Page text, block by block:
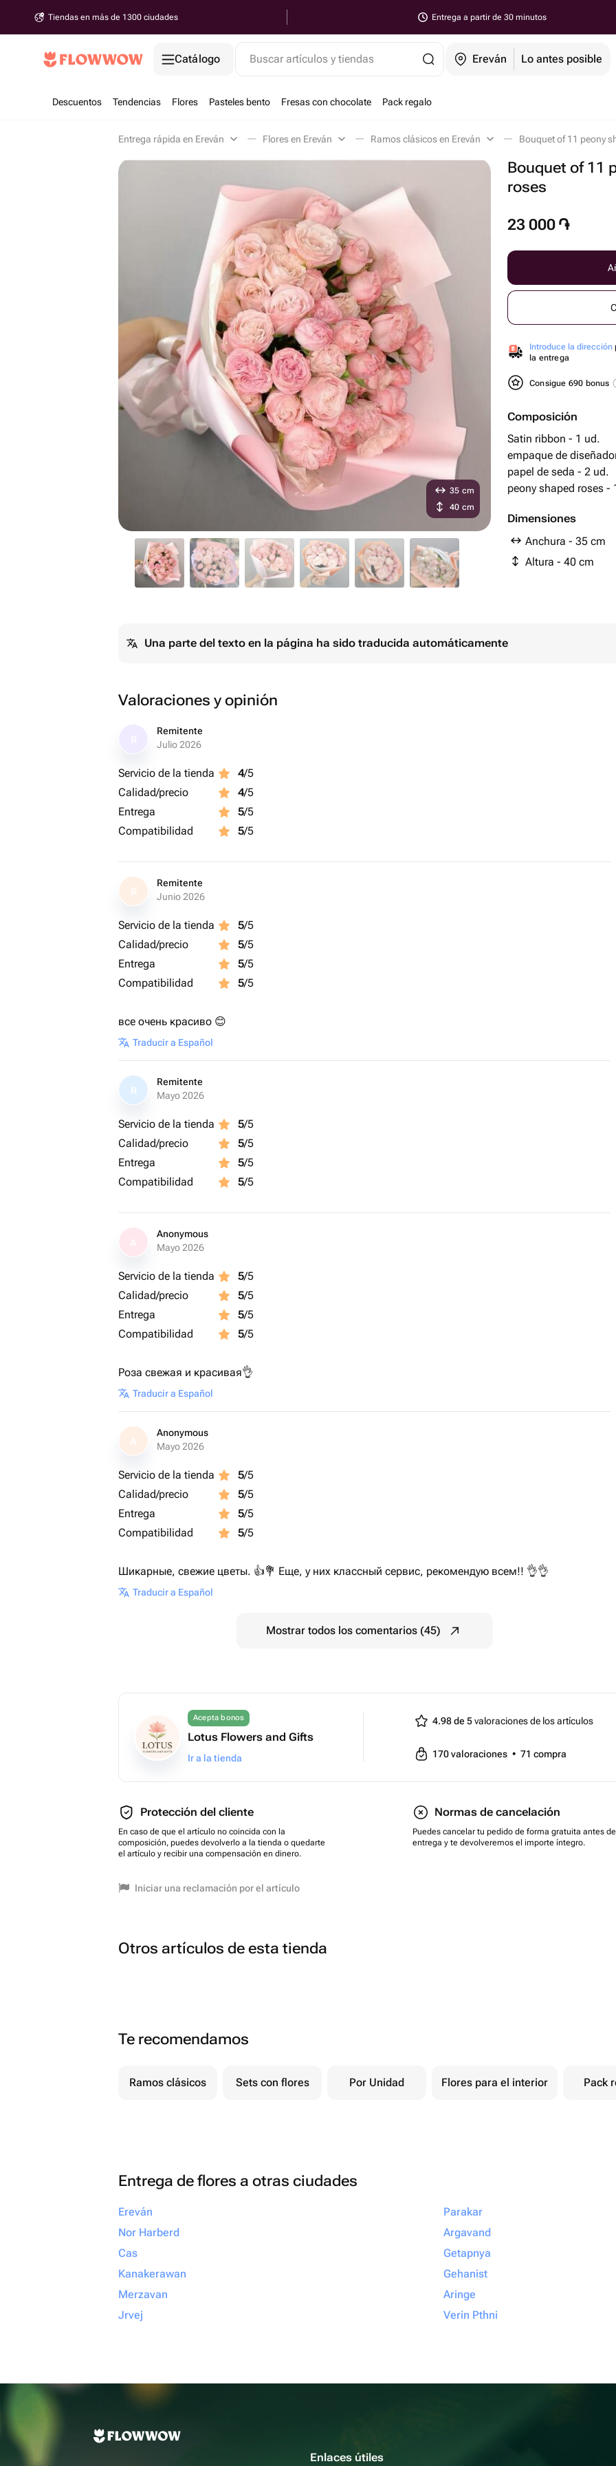
Tiendas en más de 1300 ciudades Entrega a partir de 30 minutos
Catálogo Buscar artículos y tiendas Ereván Lo antes posible
Descuentos Tendencias Flores Pasteles bento Fresas con chocolate Pack regalo
Entrega rápida en Ereván Flores en Ereván Ramos clásicos en Ereván Bouquet of 11 peony
Bouquet of 11
roses
23 000 ֏
Introduce la dirección
la entrega
Consigue 690 bonus
Composición
Satin ribbon - 1 ud.
empaque de
papel de seda - 2 ud.
peony shaped roses -
Dimensiones
Anchura - 35 cm
Altura - 40 cm
35 cm
40 cm
Una parte del texto en la página ha sido traducida automáticamente
Valoraciones y opinión
Remitente
Julio 2026
Servicio de la tienda 4/5
Calidad/precio
4/5
Entrega
5/5
Compatibilidad
5/5
R
Remitente
Junio 2026
Servicio de la tienda 5/5
Calidad/precio
5/5
Entrega
5/5
Compatibilidad
5/5
все очень красиво 😊
Traducir a Español
R
Remitente
Mayo 2026
Servicio de la tienda 5/5
Calidad/precio
5/5
Entrega
5/5
Compatibilidad
5/5
Anonymous
Mayo 2026
Servicio de la tienda 5/5
Calidad/precio
5/5
Entrega
5/5
Compatibilidad
5/5
Роза свежая и красивая👌
Traducir a Español
A
Anonymous
Mayo 2026
Servicio de la tienda 5/5
Calidad/precio
5/5
Entrega
5/5
Compatibilidad
5/5
Шикарные, свежие цветы. 👍💐 Еще, у них классный сервис, рекомендую всем!! 👌👌
Traducir a Español
Mostrar todos los comentarios (45)
Acepta bonos
Lotus Flowers and Gifts
Ir a la tienda
4.98 de 5valoraciones de los artículos
170valoraciones • 71 compra
Protección del cliente
En caso de que el artículo no coincida con la
composición, puedes devolverlo a la tienda o quedarte
el artículo y recibir una compensación en dinero.
Normas de cancelación
Puedes cancelar tu pedido de forma gratuita antes
entrega y te devolveremos el importe íntegro.
Iniciar una reclamación por el artículo
Otros artículos de esta tienda
Te recomendamos
Ramos clásicos Sets con flores Por Unidad Flores para el interior Pack
Entrega de flores a otras ciudades
Ereván
Nor Harberd
Cas
Kanakerawan
Merzavan
Jrvej
Parakar
Argavand
Getapnya
Gehanist
Aringe
Verin Pthni
Enlaces útiles